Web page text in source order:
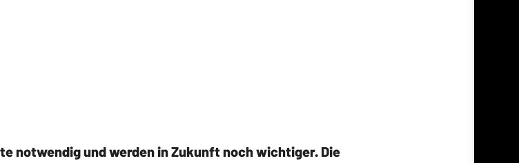
notwendig und werden in Zukunft noch wichtiger. Die